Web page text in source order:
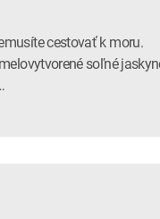
cestovať k moru.
soľné